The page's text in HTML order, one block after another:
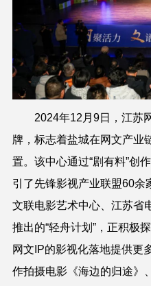
2024年12月9日，江苏网
牌，标志着盐城在网文产业
置。该中心通过“剧有料”创
引了先锋影视产业联盟60余
文联电影艺术中心、江苏省
推出的“轻舟计划”，正积极
网文IP的影视化落地提供更
作拍摄电影《海边的归途》